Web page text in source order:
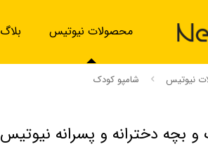
محصولات نیوتیس بلاگ
نیوتیس شامپو کودک
بچه دخترانه و پسرانه نیوتیس